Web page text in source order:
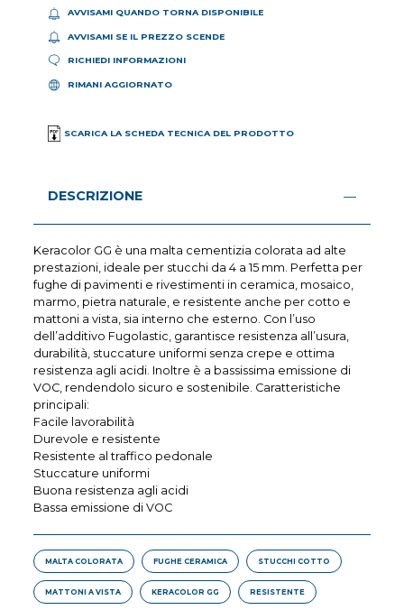
AVVISAMI QUANDO TORNA DISPONIBILE
AVVISAMI SE IL PREZZO SCENDE
RICHIEDI INFORMAZIONI
RIMANI AGGIORNATO
SCARICA LA SCHEDA TECNICA DEL PRODOTTO
DESCRIZIONE
Keracolor GG è una malta cementizia colorata ad alte
prestazioni, ideale per stucchi da 4 a 15 mm. Perfetta per
fughe di pavimenti e rivestimenti in ceramica, mosaico,
marmo, pietra naturale, e resistente anche per cotto e
mattoni a vista, sia interno che esterno. Con l’uso
dell’additivo Fugolastic, garantisce resistenza all’usura,
durabilità, stuccature uniformi senza crepe e ottima
resistenza agli acidi. Inoltre è a bassissima emissione di
VOC, rendendolo sicuro e sostenibile. Caratteristiche
principali:
Facile lavorabilità
Durevole e resistente
Resistente al traffico pedonale
Stuccature uniformi
Buona resistenza agli acidi
Bassa emissione di VOC
MALTA COLORATA FUGHE CERAMICA STUCCHI COTTO
MATTONI A VISTA KERACOLOR GG RESISTENTE